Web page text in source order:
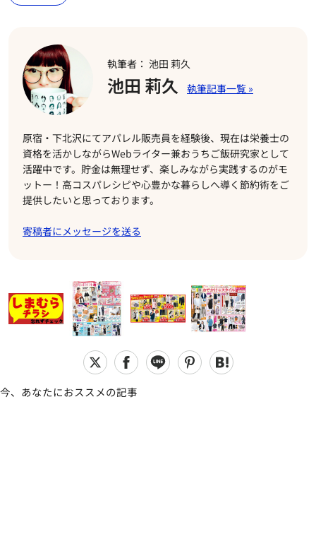
執筆者： 池田 莉久
池田 莉久
原宿・下北沢にてアパレル販売員を経験後、現在は栄養士の
資格を活かしながらWebライター兼おうちご飯研究家として
活躍中です。貯金は無理せず、楽しみながら実践するのがモ
ットー！高コスパレシピや心豊かな暮らしへ導く節約術をご
提供したいと思っております。
寄稿者にメッセージを送る
今、あなたにおススメの記事